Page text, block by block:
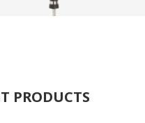
PRODUCTS